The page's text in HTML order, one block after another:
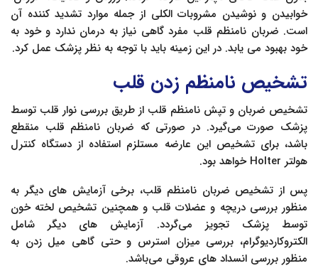
خوابیدن و نوشیدن مشروبات الکلی از جمله موارد تشدید کننده آن
است. ضربان نامنظم قلب مفرد گاهی نیاز به درمان ندارد و خود به
خود بهبود می یابد. در این زمینه باید با توجه به نظر پزشک عمل کرد.
تشخیص نامنظم زدن قلب
تشخیص ضربان و تپش نامنظم قلب از طریق بررسی نوار قلب توسط
پزشک صورت می‌گیرد. در صورتی که ضربان نامنظم قلب منقطع
باشد، برای تشخیص این عارضه مستلزم استفاده از دستگاه کنترل
هولتر Holter خواهد بود.
پس از تشخیص ضربان نامنظم قلب، برخی آزمایش های دیگر به
منظور بررسی دریچه و عضلات قلب و همچنین تشخیص لخته خون
توسط پزشک تجویز می‌گردد. آزمایش های دیگر شامل
الکتروکاردیوگرام، بررسی میزان استرس و حتی گاهی میل زدن به
منظور بررسی انسداد های عروقی می‌باشد.